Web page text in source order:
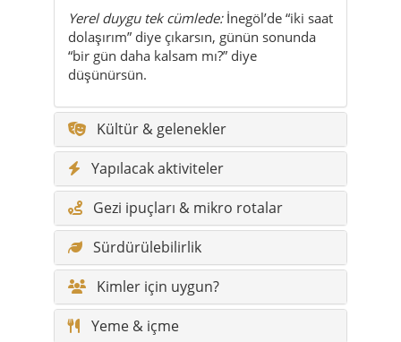
Yerel duygu tek cümlede:İnegöl’de “iki saat
dolaşırım” diye çıkarsın, günün sonunda
“bir gün daha kalsam mı?” diye
düşünürsün.
Kültür & gelenekler
Yapılacak aktiviteler
Gezi ipuçları & mikro rotalar
Sürdürülebilirlik
Kimler için uygun?
Yeme & içme